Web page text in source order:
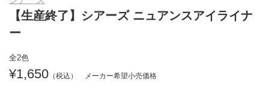
【生産終了】シアーズ ニュアンスアイライナ
ー
全2色
1,650